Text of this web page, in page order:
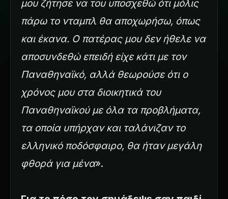
μου ζήτησε να του υποσχεθώ ότι μόλις
πάρω το νταμπλ θα αποχωρήσω, όπως
και έκανα. Ο πατέρας μου δεν ήθελε να
αποσυνδεθώ επειδή είχε κάτι με τον
Παναθηναϊκό, αλλά θεωρούσε ότι ο
χρόνος μου στα διοικητικά του
Παναθηναϊκού με όλα τα προβλήματα,
τα οποία υπήρχαν και ταλάνιζαν το
ελληνικό ποδόσφαιρο, θα ήταν μεγάλη
φθορά για μένα».